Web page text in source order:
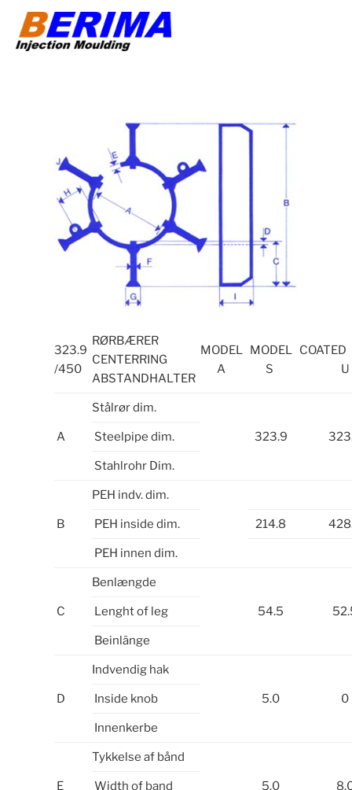
323.9
/450
RØRBÆRER
CENTERRING
ABSTANDHALTER
MODEL
A
MODEL
S
COATED
U
A
Stålrør dim.
323.9
Steelpipe dim.
Stahlrohr Dim.
B
PEH indv. dim.
PEH inside dim. 214.8
PEH innen dim.
C
Benlængde
54.5
Lenght of leg
Beinlänge
D
Indvendig hak
5.0 0
Inside knob
Innenkerbe
E
Tykkelse af bånd
5.0
Width of band